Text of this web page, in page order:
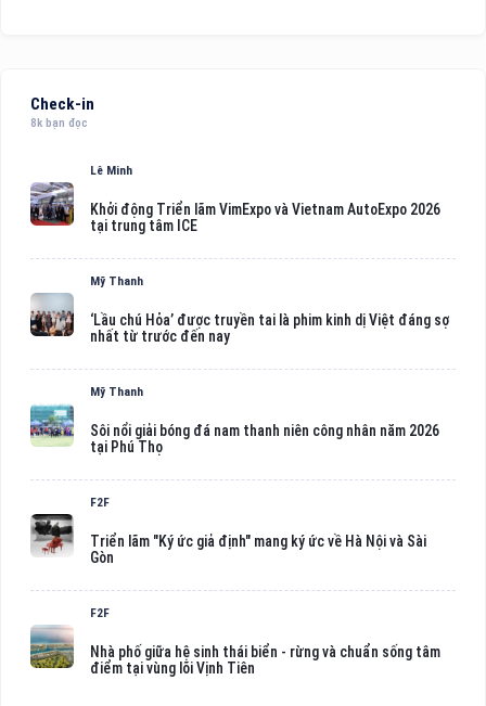
Check-in
8k bạn đọc
Lê Minh
Khởi động Triển lãm VimExpo và Vietnam AutoExpo 2026
tại trung tâm ICE
Mỹ Thanh
‘Lầu chú Hỏa’ được truyền tai là phim kinh dị Việt đáng sợ
nhất từ trước đến nay
Mỹ Thanh
Sôi nổi giải bóng đá nam thanh niên công nhân năm 2026
tại Phú Thọ
F2F
Triển lãm "Ký ức giả định" mang ký ức về Hà Nội và Sài
Gòn
F2F
Nhà phố giữa hệ sinh thái biển - rừng và chuẩn sống tâm
điểm tại vùng lõi Vịnh Tiên